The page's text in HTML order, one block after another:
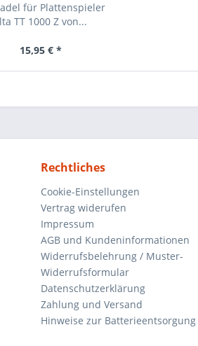
für Plattenspieler
TT 1000 Z von...
15,95 € *
Rechtliches
Cookie-Einstellungen
Vertrag widerufen
Impressum
AGB und Kundeninformationen
Widerrufsbelehrung / Muster-
Widerrufsformular
Datenschutzerklärung
Zahlung und Versand
Hinweise zur Batterieentsorgung